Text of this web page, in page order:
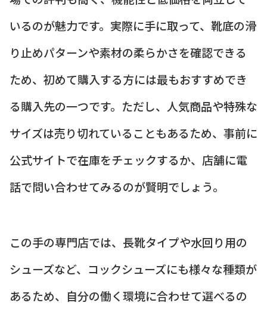
いるのが魅力です。実際に手に取って、靴底の滑
り止めパターンや素材の柔らかさを確認できる
ため、初めて購入する方には最もおすすめでき
る購入先の一つです。ただし、人気商品や特殊な
サイズは売り切れていることもあるため、事前に
公式サイトで在庫をチェックするか、店舗に電
話で問い合わせてみるのが賢明でしょう。
この手の専門店では、長靴タイプや水回り用の
シューズなど、コックシューズにも様々な種類が
あるため、自分の働く環境に合わせて選べるの